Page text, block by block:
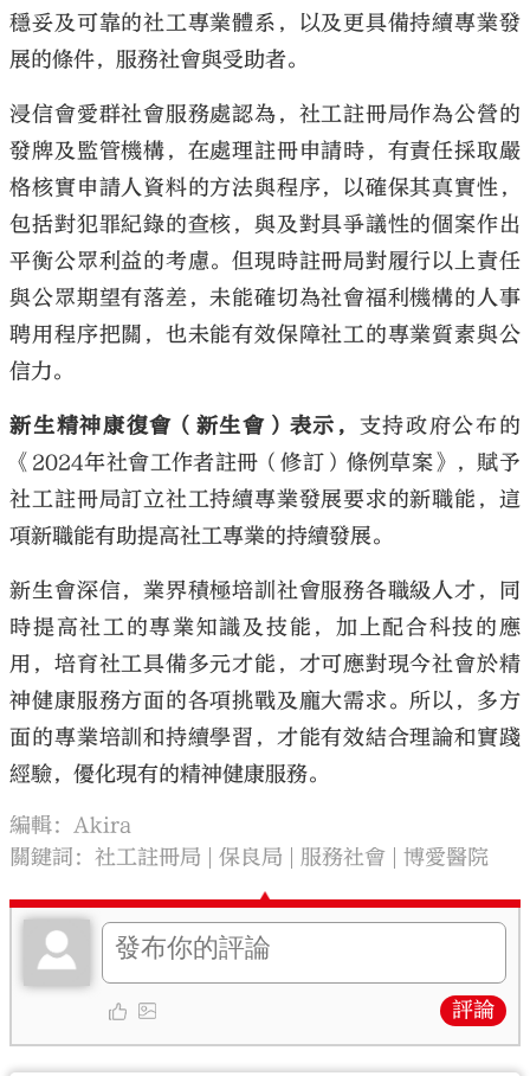
穩妥及可靠的社工專業體系，以及更具備持續專業發
展的條件，服務社會與受助者。
浸信會愛群社會服務處認為，社工註冊局作為公營的
發牌及監管機構，在處理註冊申請時，有責任採取嚴
格核實申請人資料的方法與程序，以確保其真實性，
包括對犯罪紀錄的查核，與及對具爭議性的個案作出
平衡公眾利益的考慮。但現時註冊局對履行以上責任
與公眾期望有落差，未能確切為社會福利機構的人事
聘用程序把關，也未能有效保障社工的專業質素與公
信力。
新生精神康復會（新生會）表示， 支持政府公布的
《2024年社會工作者註冊（修訂）條例草案》，賦予
社工註冊局訂立社工持續專業發展要求的新職能，這
項新職能有助提高社工專業的持續發展。
新生會深信，業界積極培訓社會服務各職級人才，同
時提高社工的專業知識及技能，加上配合科技的應
用，培育社工具備多元才能，才可應對現今社會於精
神健康服務方面的各項挑戰及龐大需求。所以，多方
面的專業培訓和持續學習，才能有效結合理論和實踐
經驗，優化現有的精神健康服務。
編輯：Akira
關鍵詞：社工註冊局 保良局 服務社會 博愛醫院
評論